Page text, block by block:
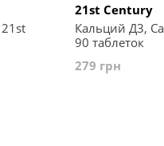
21st Century
Кальций Д3,
90 таблеток
279 грн